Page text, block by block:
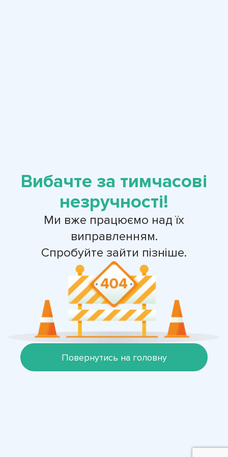
Вибачте за тимчасові
незручності!
Ми вже працюємо над їх
виправленням.
Спробуйте зайти пізніше.
Повернутись на головну